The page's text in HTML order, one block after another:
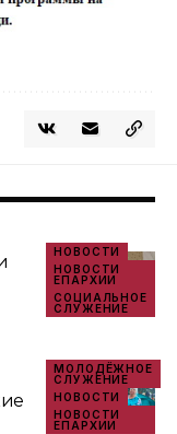
НОВОСТИ
НОВОСТИ
ЕПАРХИИ
СОЦИАЛЬНОЕ
СЛУЖЕНИЕ
МОЛОДЁЖНОЕ
СЛУЖЕНИЕ
НОВОСТИ
НОВОСТИ
ЕПАРХИИ